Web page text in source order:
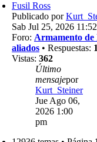
Fusil Ross
Publicado por
Sab Jul 25, 2026
Foro: Armamento de
aliados • Respuestas:
Vistas: 362
Último
mensajepor
Kurt_Steiner
Jue Ago 06,
2026 1:00
pm